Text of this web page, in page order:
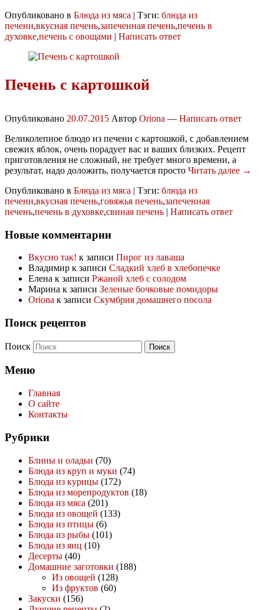
Опубликовано в Блюда из мяса | Тэги: блюда из
печени,вкусная печень,запеченная печень,печень в
духовке,печень с овощами | Написать ответ
Печень с картошкой
Опубликовано 20.07.2015 Автор Oriona — Написать ответ
Великолепное блюдо из печени с картошкой, с добавлением
свежих яблок, очень порадует вас и ваших близких. Рецепт
приготовления не сложный, не требует много времени, а
результат, надо доложить, получается просто Читать далее →
Опубликовано в Блюда из мяса | Тэги: блюда из
печени,вкусная печень,говяжья печень,запеченная
печень,печень в духовке,свиная печень | Написать ответ
Новые комментарии
Вкусно так! к записи Пирог из лаваша
Владимир к записи Сладкий хлеб в хлебопечке
Елена к записи Ржаной хлеб с солодом
Марина к записи Зеленые бочковые помидоры
Oriona к записи Скумбрия домашнего посола
Поиск рецептов
Поиск
Меню
Главная
О сайте
Контакты
Рубрики
Блины и оладьи (70)
Блюда из круп и муки (74)
Блюда из курицы (172)
Блюда из морепродуктов (18)
Блюда из мяса (201)
Блюда из овощей (133)
Блюда из птицы (6)
Блюда из рыбы (101)
Блюда из яиц (10)
Десерты (40)
Домашние заготовки (188)
Из овощей (128)
Из фруктов (60)
Закуски (156)